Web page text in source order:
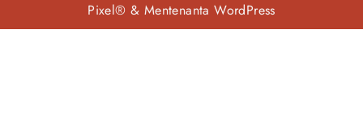
Pixel® & Mentenanta WordPress